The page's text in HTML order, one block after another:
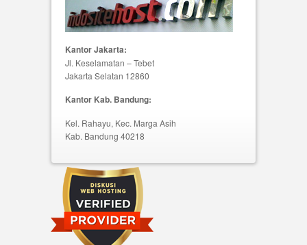
Kantor Jakarta:
Jl. Keselamatan – Tebet
Jakarta Selatan 12860
Kantor Kab. Bandung:
Kel. Rahayu, Kec. Marga Asih
Kab. Bandung 40218